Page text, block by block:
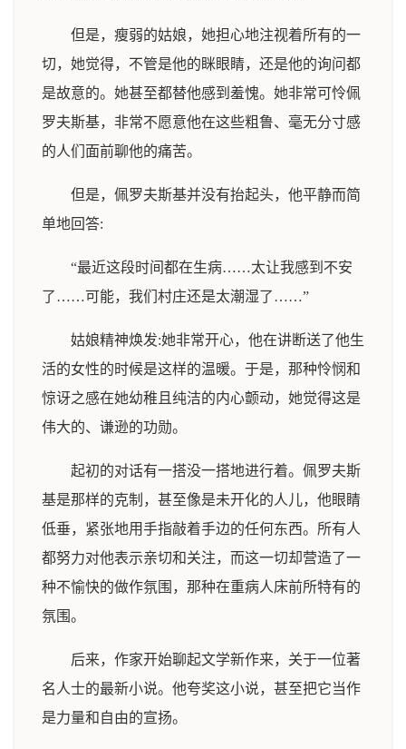
但是，瘦弱的姑娘，她担心地注视着所有的一
切，她觉得，不管是他的眯眼睛，还是他的询问都
是故意的。她甚至都替他感到羞愧。她非常可怜佩
罗夫斯基，非常不愿意他在这些粗鲁、毫无分寸感
的人们面前聊他的痛苦。
但是，佩罗夫斯基并没有抬起头，他平静而简
单地回答:
“最近这段时间都在生病……太让我感到不安
了……可能，我们村庄还是太潮湿了……”
姑娘精神焕发:她非常开心，他在讲断送了他生
活的女性的时候是这样的温暖。于是，那种怜悯和
惊讶之感在她幼稚且纯洁的内心颤动，她觉得这是
伟大的、谦逊的功勋。
起初的对话有一搭没一搭地进行着。佩罗夫斯
基是那样的克制，甚至像是未开化的人儿，他眼睛
低垂，紧张地用手指敲着手边的任何东西。所有人
都努力对他表示亲切和关注，而这一切却营造了一
种不愉快的做作氛围，那种在重病人床前所特有的
氛围。
后来，作家开始聊起文学新作来，关于一位著
名人士的最新小说。他夸奖这小说，甚至把它当作
是力量和自由的宣扬。